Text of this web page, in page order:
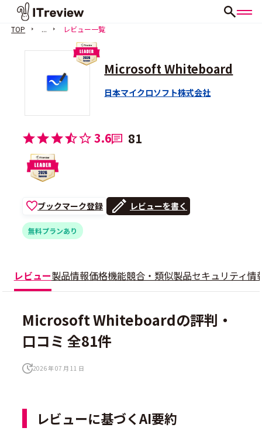
TOP ... レビュー一覧
Microsoft Whiteboard
日本マイクロソフト株式会社
3.6 81
ブックマーク登録 レビューを書く
無料プランあり
レビュー製品情報価格機能競合・類似製品セキュリティ情
Microsoft Whiteboardの評判・
口コミ 全81件
2026 年 07 月 11 日
レビューに基づくAI要約